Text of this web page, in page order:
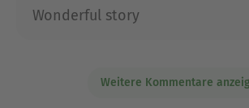
Wonderful story
Weitere Kommentare